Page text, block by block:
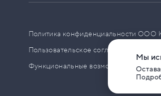
Политика конфиденциальности ООО
Пользовательское соглашение
Функциональные возможности ПО
Мы